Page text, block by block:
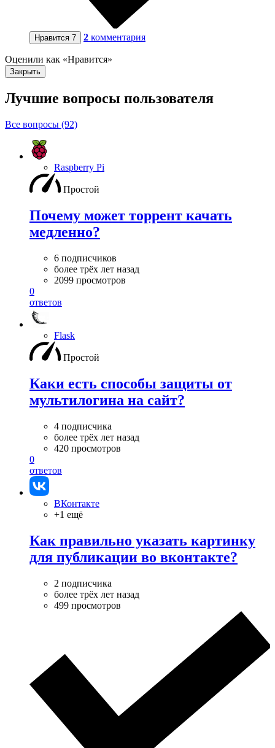
Нравится 7 2 комментария
Оценили как «Нравится»
Закрыть
Лучшие вопросы пользователя
Все вопросы (92)
Raspberry Pi
Простой
Почему может торрент качать
медленно?
6 подписчиков
более трёх лет назад
2099 просмотров
0
ответов
Flask
Простой
Каки есть способы защиты от
мультилогина на сайт?
4 подписчика
более трёх лет назад
420 просмотров
0
ответов
ВКонтакте
+1 ещё
Как правильно указать картинку
для публикации во вконтакте?
2 подписчика
более трёх лет назад
499 просмотров